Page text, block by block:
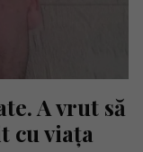
A vrut să
cu viața